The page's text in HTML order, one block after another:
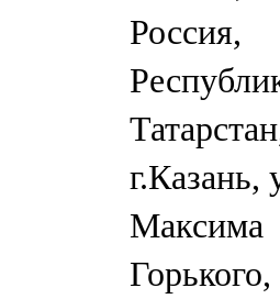
Россия,
г.Казань,
Максима